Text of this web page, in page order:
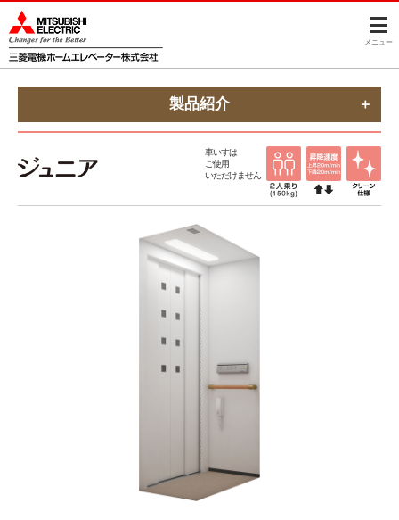
メニュー
製品紹介
車いすは
ご使用
いただけません